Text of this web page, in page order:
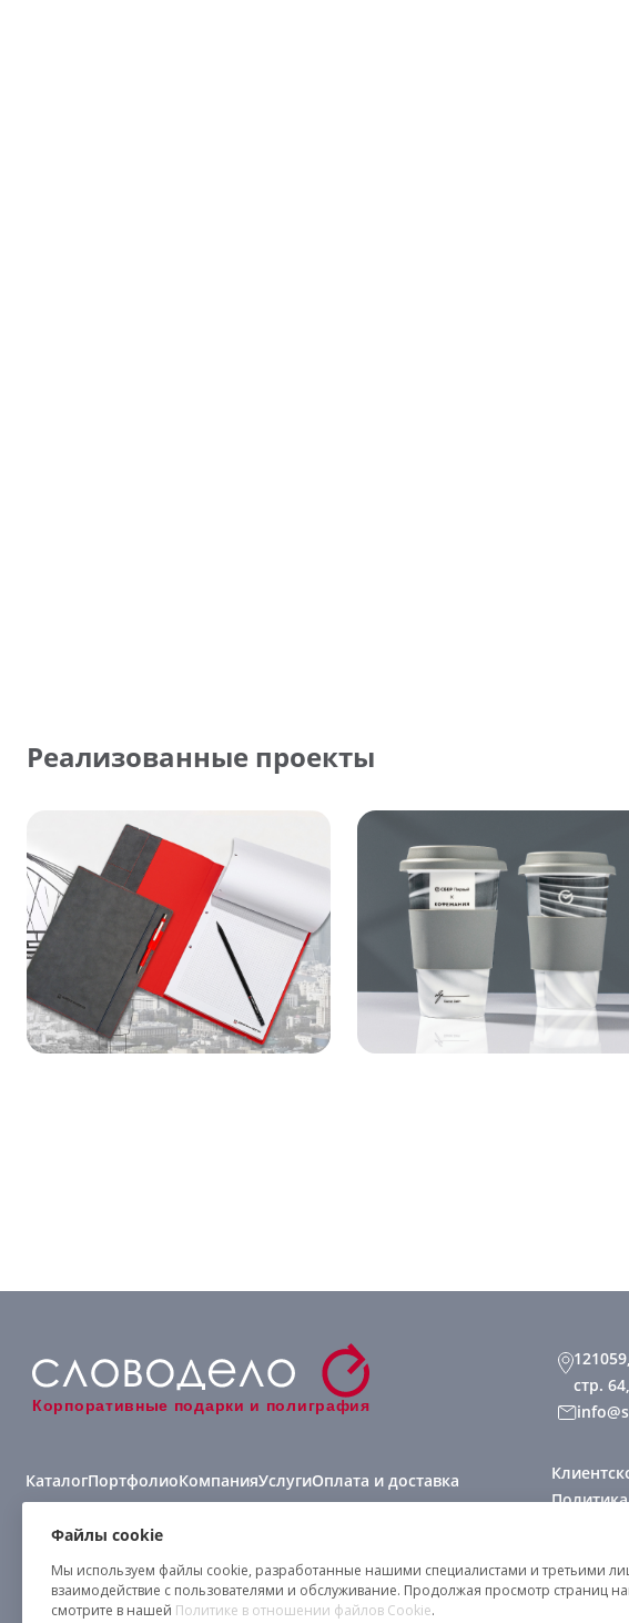
Реализованные проекты
Корпоративные подарки и полиграфия
КаталогПортфолиоКомпанияУслугиОплата и доставка
Виды нанесения
стр.
Файлы cookie
Мы используем файлы cookie, разработанные нашими специалистами и третьими
взаимодействие с пользователями и обслуживание. Продолжая просмотр страниц
смотрите в нашей Политике в отношении файлов Cookie.